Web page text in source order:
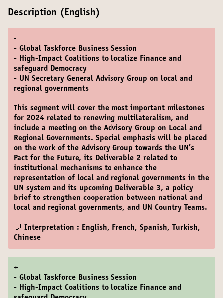
Description (English)
-
- Global Taskforce Business Session
- High-Impact Coalitions to localize Finance and
safeguard Democracy
- UN Secretary General Advisory Group on local and
regional governments
This segment will cover the most important milestones
for 2024 related to renewing multilateralism, and
include a meeting on the Advisory Group on Local and
Regional Governments. Special emphasis will be placed
on the work of the Advisory Group towards the UN’s
Pact for the Future, its Deliverable 2 related to
institutional mechanisms to enhance the
representation of local and regional governments in the
UN system and its upcoming Deliverable 3, a policy
brief to strengthen cooperation between national and
local and regional governments, and UN Country Teams.
💬 Interpretation : English, French, Spanish, Turkish,
Chinese
+
- Global Taskforce Business Session
- High-Impact Coalitions to localize Finance and